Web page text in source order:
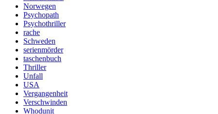
Norwegen
Psychopath
Psychothriller
rache
Schweden
serienmörder
taschenbuch
Thriller
Unfall
USA
Vergangenheit
Verschwinden
Whodunit